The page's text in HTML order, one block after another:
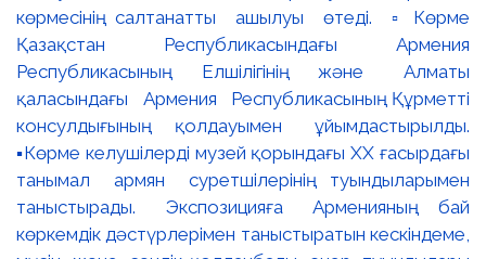
көрмесінің салтанатты ашылуы өтеді. ▫️Көрме
Қазақстан Республикасындағы Армения
Республикасының Елшілігінің және Алматы
қаласындағы Армения Республикасының Құрметті
консулдығының қолдауымен ұйымдастырылды.
▪️Көрме келушілерді музей қорындағы ХХ ғасырдағы
танымал армян суретшілерінің туындыларымен
таныстырады. Экспозицияға Арменияның бай
көркемдік дәстүрлерімен таныстыратын кескіндеме,